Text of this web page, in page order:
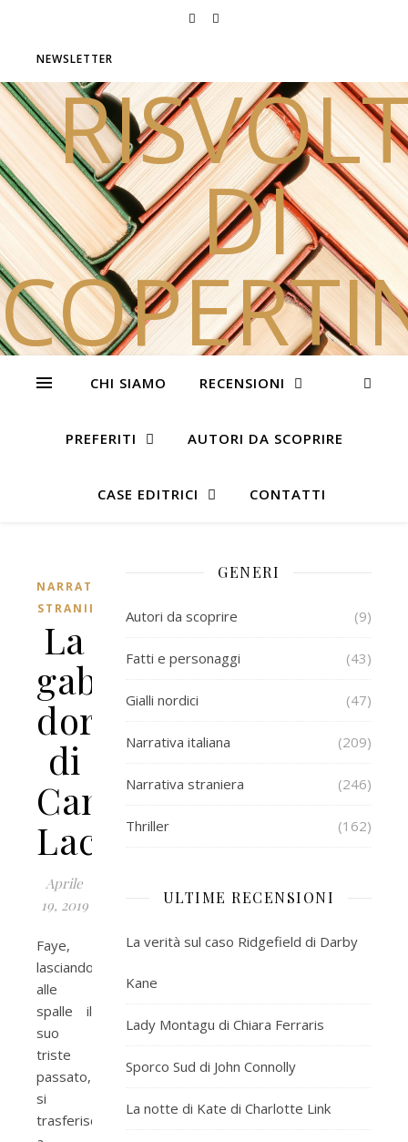
NEWSLETTER
DI
Due sorelle e tanti libri
CHI SIAMO RECENSIONI
PREFERITI AUTORI DA SCOPRIRE
CASE EDITRICI CONTATTI
NARRATIVA
STRANIERA
La
gabbia
dorata
di
Camilla
Lackberg
Aprile
19, 2019
Faye,
lasciandosi
alle
spalle il
suo
triste
passato,
si
trasferisce
GENERI
Autori da scoprire (9)
Fatti e personaggi (43)
Gialli nordici (47)
Narrativa italiana (209)
Narrativa straniera (246)
Thriller (162)
ULTIME RECENSIONI
La verità sul caso Ridgefield di Darby
Kane
Lady Montagu di Chiara Ferraris
Sporco Sud di John Connolly
La notte di Kate di Charlotte Link